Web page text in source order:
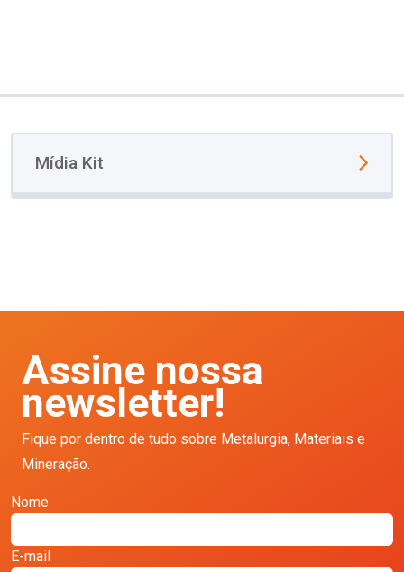
Mídia Kit
Assine nossa
newsletter!
Fique por dentro de tudo sobre Metalurgia, Materiais e
Mineração.
Nome
E-mail